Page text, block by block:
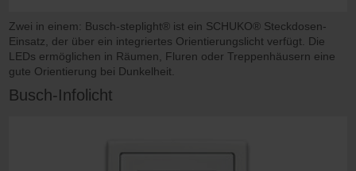
Zwei in einem: Busch-steplight® ist ein SCHUKO® Steckdosen-
Einsatz, der über ein integriertes Orientierungslicht verfügt. Die
LEDs ermöglichen in Räumen, Fluren oder Treppenhäusern eine
gute Orientierung bei Dunkelheit.
Busch-Infolicht